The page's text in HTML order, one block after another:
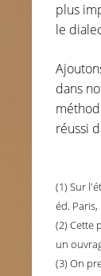
plus
le
dans
réussi
(1) Sur
éd. Paris,
(2) Cette
un
(3) On